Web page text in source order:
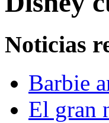
Noticias
Barbie
El gran